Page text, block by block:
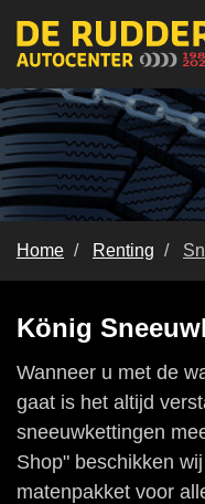
Home Renting
König
Wanneer u met de
gaat is het altijd
sneeuwkettingen
Shop" beschikken
matenpakket voor